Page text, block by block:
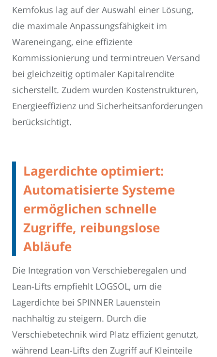
Kernfokus lag auf der Auswahl einer Lösung,
die maximale Anpassungsfähigkeit im
Wareneingang, eine effiziente
Kommissionierung und termintreuen Versand
bei gleichzeitig optimaler Kapitalrendite
sicherstellt. Zudem wurden Kostenstrukturen,
Energieeffizienz und Sicherheitsanforderungen
berücksichtigt.
Lagerdichte optimiert:
Automatisierte Systeme
ermöglichen schnelle
Zugriffe, reibungslose
Abläufe
Die Integration von Verschieberegalen und
Lean-Lifts empfiehlt LOGSOL, um die
Lagerdichte bei SPINNER Lauenstein
nachhaltig zu steigern. Durch die
Verschiebetechnik wird Platz effizient genutzt,
während Lean-Lifts den Zugriff auf Kleinteile